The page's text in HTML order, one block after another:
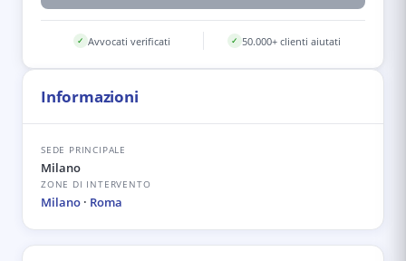
✓ Avvocati verificati ✓ 50.000+ clienti aiutati
Informazioni
SEDE PRINCIPALE
Milano
ZONE DI INTERVENTO
Milano · Roma